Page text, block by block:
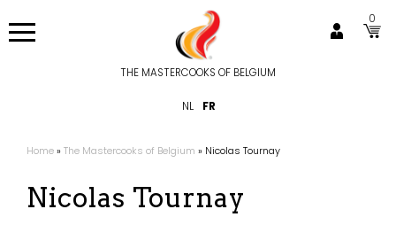
au
THE MASTERCOOKS OF BELGIUM
0
NL FR
Fil
d'Ariane
Home The Mastercooks of Belgium Nicolas Tournay
Nicolas Tournay